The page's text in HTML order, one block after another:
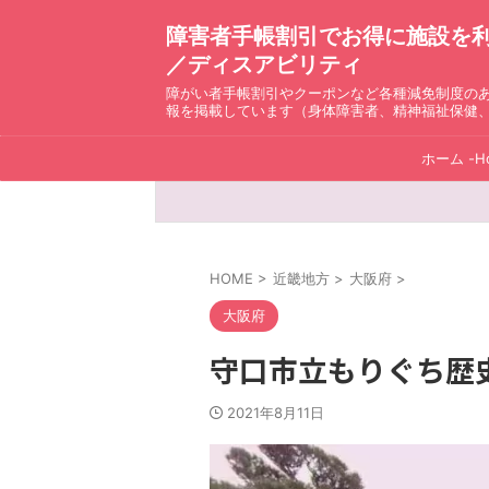
障害者手帳割引でお得に施設を
／ディスアビリティ
障がい者手帳割引やクーポンなど各種減免制度の
報を掲載しています（身体障害者、精神福祉保健
ホーム -
HOME > 近畿地方 > 大阪府 >
大阪府
守口市立もりぐち
2021年8月11日